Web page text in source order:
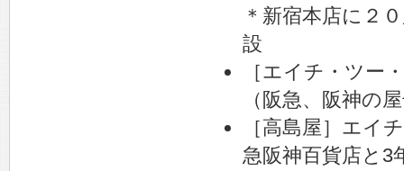
＊新宿本店に２
設
［エイチ・ツー
（阪急、阪神の
［高島屋］エイ
急阪神百貨店と3